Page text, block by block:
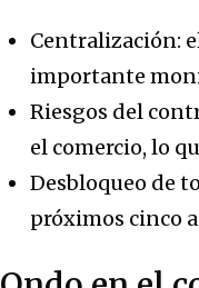
Centralización:
importante
Riesgos del
el comercio, lo
Desbloqueo de
próximos cinco